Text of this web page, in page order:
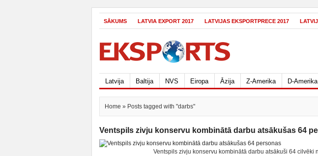
SĀKUMS LATVIA EXPORT 2017 LATVIJAS EKSPORTPRECE 2017
Latvija Baltija NVS Eiropa Āzija Z-Amerika D-Amerika
Home » Posts tagged with "darbs"
Ventspils zivju konservu kombinātā darbu atsākušas 64
Ventspils zivju konservu kombinātā darbu atsākuši 64 cilvēki